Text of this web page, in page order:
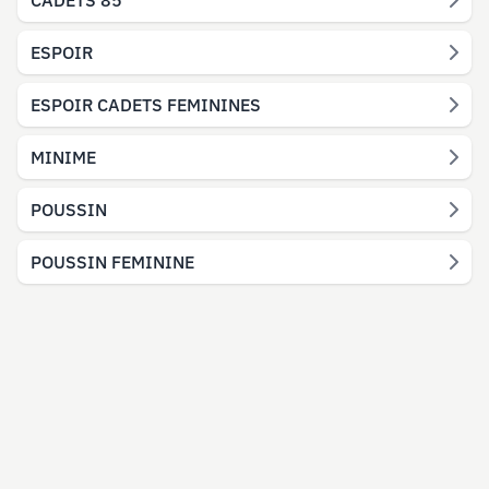
ESPOIR
ESPOIR CADETS FEMININES
MINIME
POUSSIN
POUSSIN FEMININE